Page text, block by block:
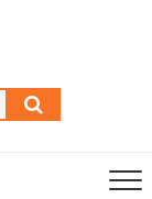
Caută
…